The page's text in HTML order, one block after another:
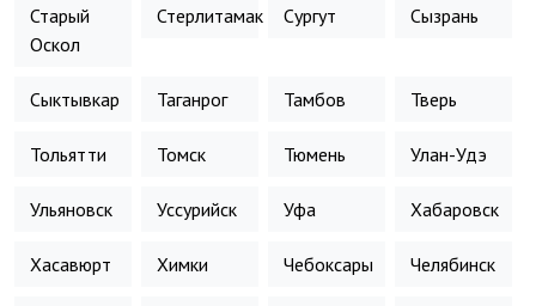
Старый
Оскол
Стерлитамак Сургут Сызрань
Сыктывкар Таганрог Тамбов Тверь
Тольятти Томск Тюмень Улан-Удэ
Ульяновск Уссурийск Уфа Хабаровск
Хасавюрт Химки Чебоксары Челябинск